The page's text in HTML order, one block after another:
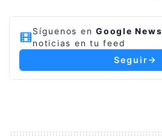
Síguenos en Google News
noticias en tu feed
Seguir